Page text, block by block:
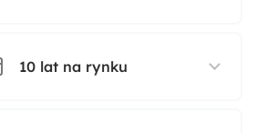
10 lat na rynku